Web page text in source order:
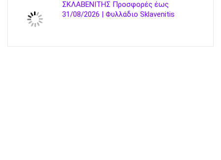
ΣΚΛΑΒΕΝΙΤΗΣ Προσφορές έως
31/08/2026 | Φυλλάδιο Sklavenitis